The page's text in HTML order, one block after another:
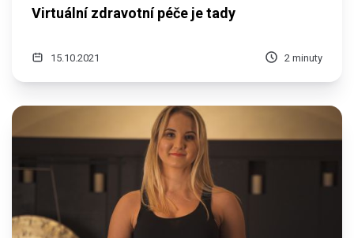
Virtuální zdravotní péče je tady
15.10.2021 2 minuty